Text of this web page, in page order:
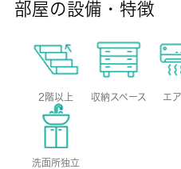
部屋の設備・特徴
2階以上 収納スペース エ
洗面所独立